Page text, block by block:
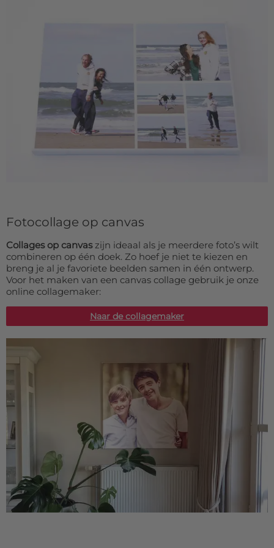
Fotocollage op canvas
Collages op canvaszijn ideaal als je meerdere foto’s wilt
combineren op één doek. Zo hoef je niet te kiezen en
breng je al je favoriete beelden samen in één ontwerp.
Voor het maken van een canvas collage gebruik je onze
online collagemaker:
Naar de collagemaker